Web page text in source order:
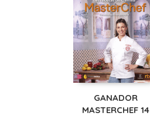
GANADOR
MASTERCHEF 14